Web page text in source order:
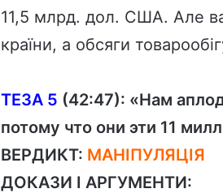
11,5 млрд. дол. США. Але
країни, а обсяги
ТЕЗА 5 (42:47): «Нам
потому что они эти 11
ВЕРДИКТ: МАНІПУЛЯЦІЯ
ДОКАЗИ І АРГУМЕНТИ: